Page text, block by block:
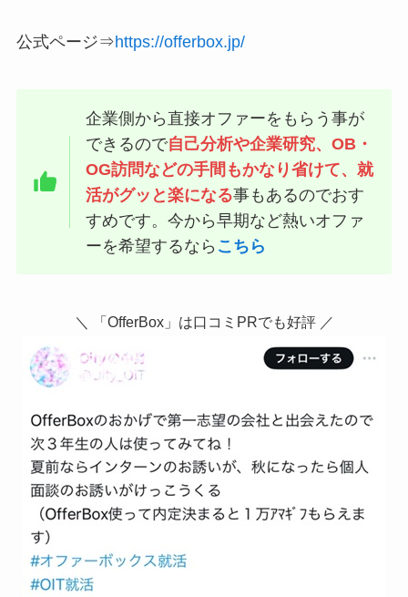
公式ページ⇒https://offerbox.jp/
企業側から直接オファーをもらう事が
できるので自己分析や企業研究、OB・
OG訪問などの手間もかなり省けて、就
活がグッと楽になる事もあるのでおす
すめです。今から早期など熱いオファ
ーを希望するなら こちら
＼ 「OfferBox」は口コミPRでも好評 ／